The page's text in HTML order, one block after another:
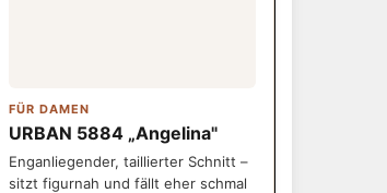
FÜR DAMEN
URBAN 5884 „Angelina"
Enganliegender, taillierter Schnitt –
sitzt figurnah und fällt eher schmal